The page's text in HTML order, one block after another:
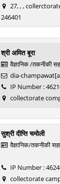
27, , ,
246401
श्री अमित बूरा
वैज्ञानिक /तकनीकी
dia-
IP Number :
collectorate
सुश्री दीप्ति चमोली
वैज्ञानिक/तकनीकी
IP Number :
collectorate